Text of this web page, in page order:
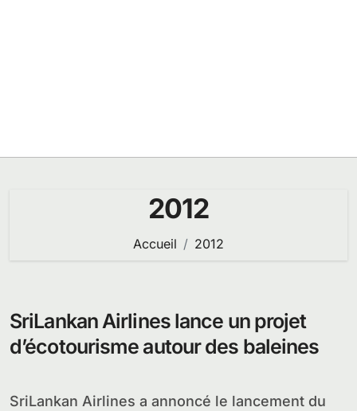
2012
Accueil 2012
SriLankan Airlines lance un projet
d’écotourisme autour des baleines
SriLankan Airlines a annoncé le lancement du